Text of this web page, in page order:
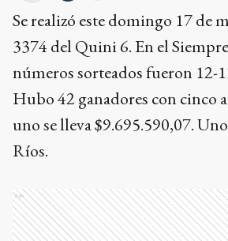
Se realizó este domingo 17 de
3374 del Quini 6. En el
números sorteados fueron 12-
Hubo 42 ganadores con cinco
uno se lleva $9.695.590,07.
Ríos.
Ads